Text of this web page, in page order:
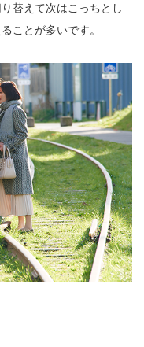
替えて次はこっちとし
ことが多いです。